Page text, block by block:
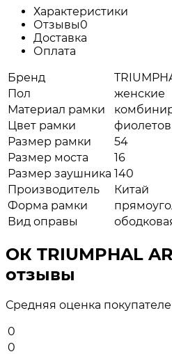
Характеристики
Отзывы0
Доставка
Оплата
Бренд
Пол
женские
Материал рамки
Цвет рамки
Размер рамки
54
Размер моста
16
Размер заушника 140
Производитель
Китай
Форма рамки
Вид оправы
ОК TRIUMPHAL
отзывы
Средняя оценка
0
0